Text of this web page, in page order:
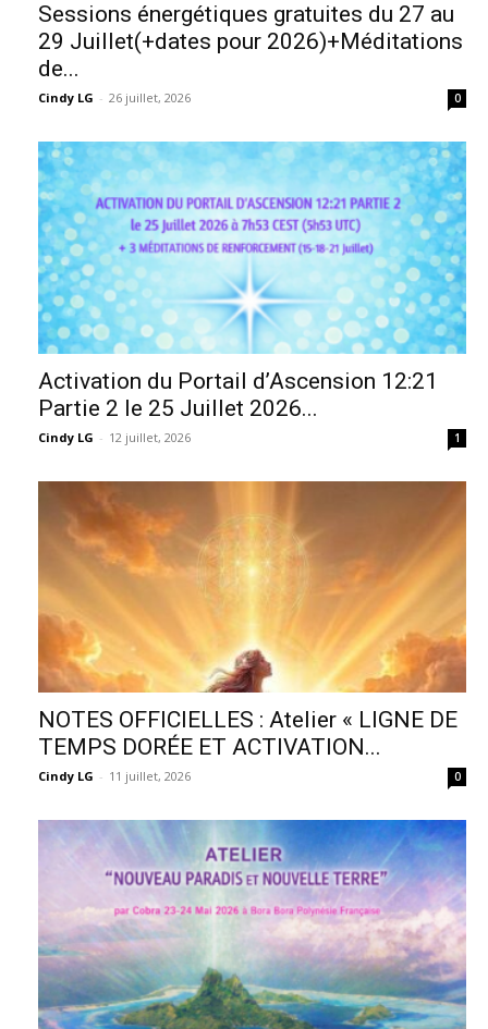
Sessions énergétiques gratuites du 27 au
29 Juillet(+dates pour 2026)+Méditations
de...
Cindy LG - 26 juillet, 2026 0
Activation du Portail d’Ascension 12:21
Partie 2 le 25 Juillet 2026...
Cindy LG - 12 juillet, 2026 1
NOTES OFFICIELLES : Atelier « LIGNE DE
TEMPS DORÉE ET ACTIVATION...
Cindy LG - 11 juillet, 2026 0